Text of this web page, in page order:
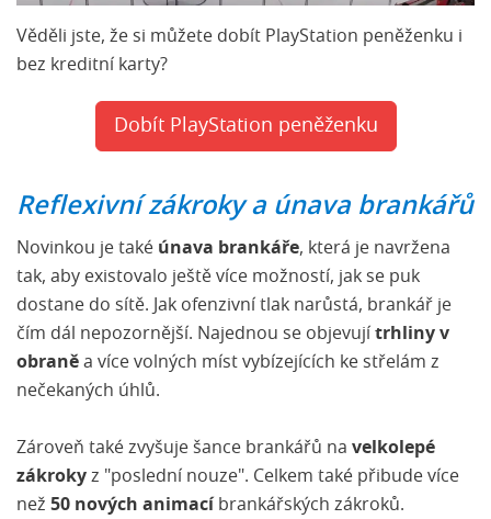
Věděli jste, že si můžete dobít PlayStation peněženku i
bez kreditní karty?
Dobít PlayStation peněženku
Reflexivní zákroky a únava brankářů
Novinkou je také únava brankáře, která je navržena
tak, aby existovalo ještě více možností, jak se puk
dostane do sítě. Jak ofenzivní tlak narůstá, brankář je
čím dál nepozornější. Najednou se objevují trhliny v
obraně a více volných míst vybízejících ke střelám z
nečekaných úhlů.
Zároveň také zvyšuje šance brankářů na velkolepé
zákroky z "poslední nouze". Celkem také přibude více
než 50 nových animací brankářských zákroků.